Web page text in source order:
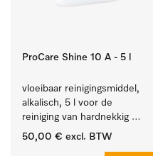
ProCare Shine 10 A - 5 l
vloeibaar reinigingsmiddel,
alkalisch, 5 l voor de
reiniging van hardnekkig
vuil op serviesgoed,
50,00 € excl. BTW